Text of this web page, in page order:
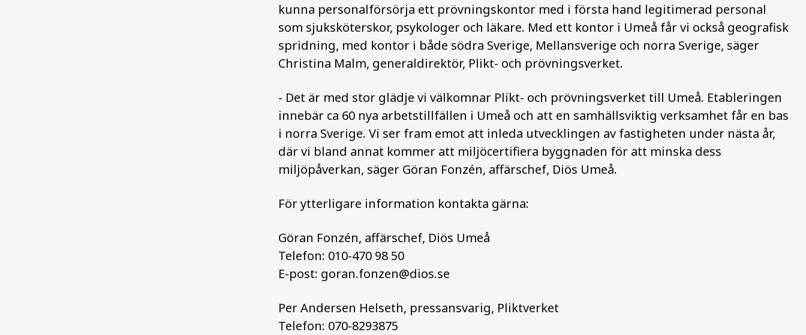
kunna personalförsörja ett prövningskontor med i första hand legitimerad personal
som sjuksköterskor, psykologer och läkare. Med ett kontor i Umeå får vi också geografisk
spridning, med kontor i både södra Sverige, Mellansverige och norra Sverige, säger
Christina Malm, generaldirektör, Plikt- och prövningsverket.
- Det är med stor glädje vi välkomnar Plikt- och prövningsverket till Umeå. Etableringen
innebär ca 60 nya arbetstillfällen i Umeå och att en samhällsviktig verksamhet får en bas
i norra Sverige. Vi ser fram emot att inleda utvecklingen av fastigheten under nästa år,
där vi bland annat kommer att miljöcertifiera byggnaden för att minska dess
miljöpåverkan, säger Göran Fonzén, affärschef, Diös Umeå.
För ytterligare information kontakta gärna:
Göran Fonzén, affärschef, Diös Umeå
Telefon: 010-470 98 50
E-post: goran.fonzen@dios.se
Per Andersen Helseth, pressansvarig, Pliktverket
Telefon: 070-8293875